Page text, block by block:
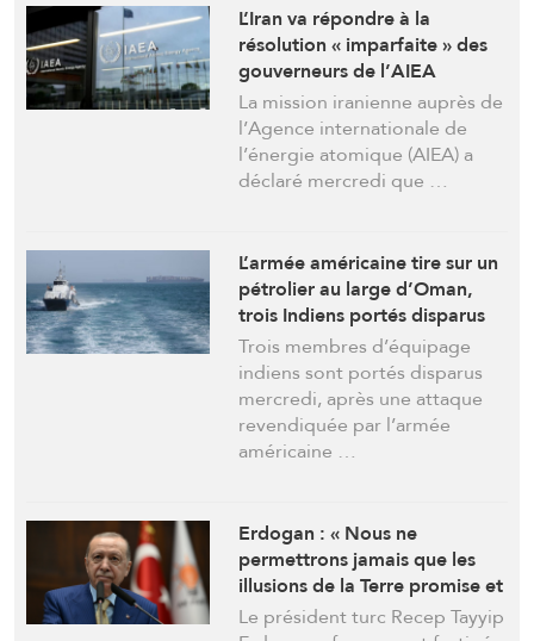
L’Iran va répondre à la
résolution « imparfaite » des
gouverneurs de l’AIEA
La mission iranienne auprès de
l’Agence internationale de
l’énergie atomique (AIEA) a
déclaré mercredi que …
L’armée américaine tire sur un
pétrolier au large d’Oman,
trois Indiens portés disparus
Trois membres d’équipage
indiens sont portés disparus
mercredi, après une attaque
revendiquée par l’armée
américaine …
Erdogan : « Nous ne
permettrons jamais que les
illusions de la Terre promise et
le projet du Grand Israël se
Le président turc Recep Tayyip